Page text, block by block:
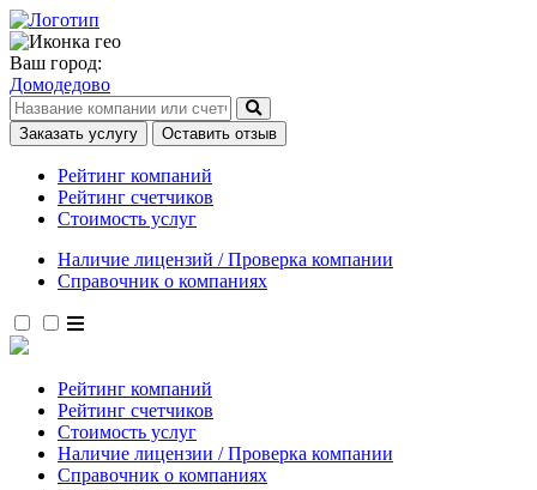
Ваш город:
Домодедово
Заказать услугу Оставить отзыв
Рейтинг компаний
Рейтинг счетчиков
Стоимость услуг
Наличие лицензий / Проверка компании
Справочник о компаниях
Рейтинг компаний
Рейтинг счетчиков
Стоимость услуг
Наличие лицензии / Проверка компании
Справочник о компаниях